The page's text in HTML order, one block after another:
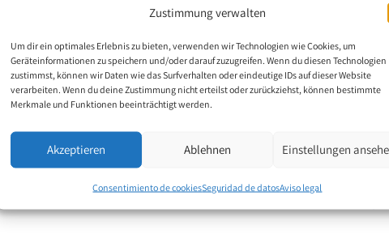
Zustimmung verwalten
Um dir ein optimales Erlebnis zu bieten, verwenden wir Technologien wie Cookies, um
Geräteinformationen zu speichern und/oder darauf zuzugreifen. Wenn du diesen Technologien
zustimmst, können wir Daten wie das Surfverhalten oder eindeutige IDs auf dieser Website
verarbeiten. Wenn du deine Zustimmung nicht erteilst oder zurückziehst, können bestimmte
Merkmale und Funktionen beeinträchtigt werden.
Akzeptieren Ablehnen Einstellungen
Consentimiento de cookiesSeguridad de datosAviso legal
El día 2 de marzo de
La médula
separada, lo que
en dos hospitales
que se dedican a
Maia (Becario).
a pintar con la boca
y luego desarrolló
y autorrealización